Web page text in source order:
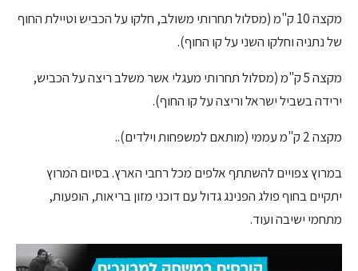
מקצה 10 ק"מ (מסלול תחרותי משולב, חלקו על הכביש וטיילת החוף
של נתניה וחלקו השני על קו החוף).
מקצה 5 ק"מ (מסלול תחרותי מעגלי אשר משלב ריצה על הכביש,
ירידה בשביל ישראל וריצה על קו החוף).
מקצה 2 ק"מ עממי (מותאם למשפחות וילדים)..
במרוץ צפויים להשתתף אלפים מכל רחבי הארץ. בסיום המרוץ
יתקיים בחוף פולג הפנינג גדול עם דוכני מזון בריאות, הופעות,
מתחמי ישיבה ועוד.